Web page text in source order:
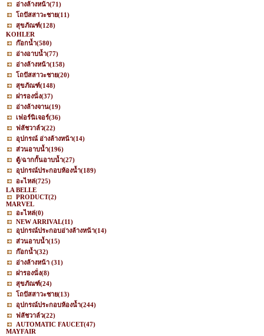
อ่างล้างหน้า(71)
โถปัสสาวะชาย(11)
สุขภัณฑ์(128)
KOHLER
ก๊อกน้ำ(580)
อ่างอาบน้ำ(77)
อ่างล้างหน้า(158)
โถปัสสาวะชาย(20)
สุขภัณฑ์(148)
ฝารองนั่ง(37)
อ่างล้างจาน(19)
เฟอร์นิเจอร์(36)
ฟลัชวาล์ว(22)
อุปกรณ์ อ่างล้างหน้า(14)
ส่วนอาบน้ำ(196)
ตู้/ฉากกั้นอาบน้ำ(27)
อุปกรณ์ประกอบห้องน้ำ(189)
อะไหล่(725)
LA BELLE
PRODUCT(2)
MARVEL
อะไหล่(0)
NEW ARRIVAL(11)
อุปกรณ์ประกอบอ่างล้างหน้า(14)
ส่วนอาบน้ำ(15)
ก๊อกน้ำ(32)
อ่างล้างหน้า (31)
ฝารองนั่ง(8)
สุขภัณฑ์(24)
โถปัสสาวะชาย(13)
อุปกรณ์ประกอบห้องน้ำ(244)
ฟลัชวาล์ว(22)
AUTOMATIC FAUCET(47)
MAYFAIR